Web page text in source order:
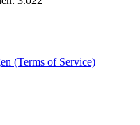
(Terms of Service)